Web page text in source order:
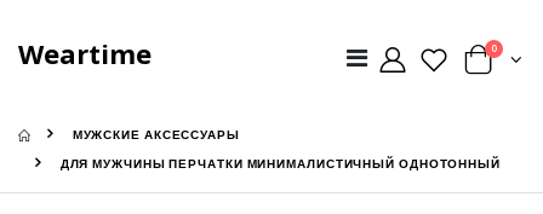
Weartime 0
МУЖСКИЕ АКСЕССУАРЫ
ДЛЯ МУЖЧИНЫ ПЕРЧАТКИ МИНИМАЛИСТИЧНЫЙ ОДНОТОННЫЙ